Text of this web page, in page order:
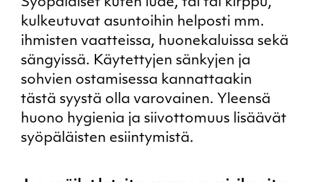
Syöpäläiset kuten lude, täi tai kirppu,
kulkeutuvat asuntoihin helposti mm.
ihmisten vaatteissa, huonekaluissa sekä
sängyissä. Käytettyjen sänkyjen ja
sohvien ostamisessa kannattaakin
tästä syystä olla varovainen. Yleensä
huono hygienia ja siivottomuus lisäävät
syöpäläisten esiintymistä.